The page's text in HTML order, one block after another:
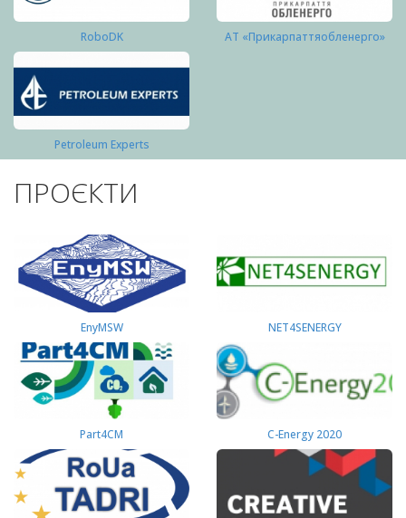
RoboDK АТ «Прикарпаттяобленерго»
Petroleum Experts
ПРОЄКТИ
EnyMSW NET4SENERGY
Part4СМ C-Energy 2020